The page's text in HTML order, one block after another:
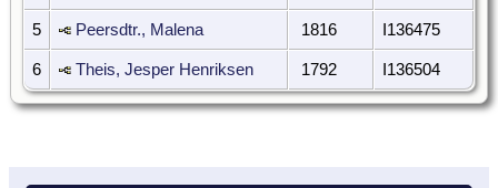
5 Peersdtr., Malena 1816 I136475
6 Theis, Jesper Henriksen 1792 I136504